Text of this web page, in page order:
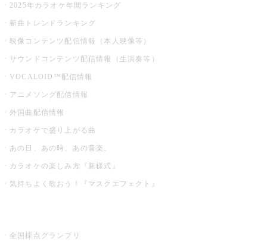
2025年カラオケ年間ランキング
新曲トレンドランキング
映像コンテンツ配信情報（本人映像等）
サウンドコンテンツ配信情報（生演奏等）
VOCALOID™配信情報
アニメソング配信情報
外国曲配信情報
カラオケで盛り上がる曲
あの日、あの時、あの音楽。
カラオケの楽しみ方『新様式』
気持ちよく歌おう！『マスクエフェクト』
全国採点グランプリ